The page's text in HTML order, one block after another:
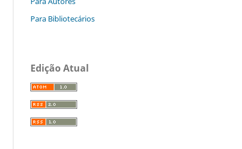
Para Bibliotecários
Edição Atual